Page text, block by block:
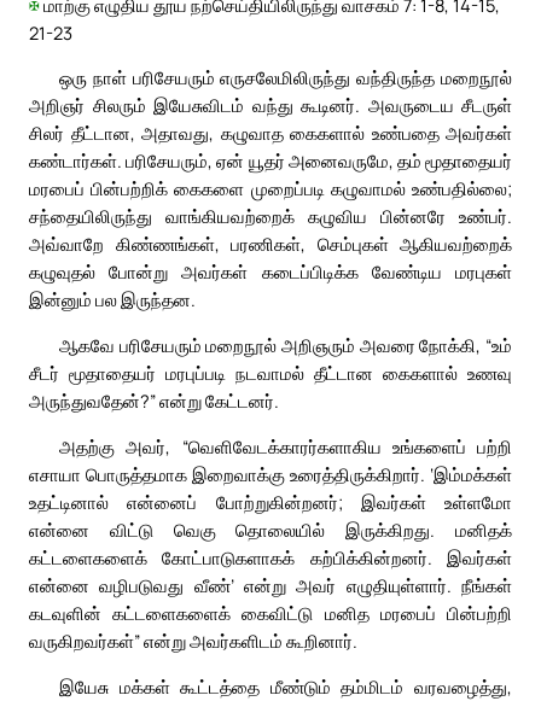
21-23
ஒரு நாள் பரிசேயரும் எருசலேமிலிருந்து வந்திருந்த மறைநூல்
அறிஞர் சிலரும் இயேசுவிடம் வந்து கூடினர். அவருடைய சீடருள்
சிலர் தீட்டான, அதாவது, கழுவாத கைகளால் உண்பதை அவர்கள்
கண்டார்கள். பரிசேயரும், ஏன் யூதர் அனைவருமே, தம் மூதாதையர்
மரபைப் பின்பற்றிக் கைகளை முறைப்படி கழுவாமல் உண்பதில்லை;
சந்தையிலிருந்து வாங்கியவற்றைக் கழுவிய பின்னரே உண்பர்.
அவ்வாறே கிண்ணங்கள், பரணிகள், செம்புகள் ஆகியவற்றைக்
கழுவுதல் போன்று அவர்கள் கடைப்பிடிக்க வேண்டிய மரபுகள்
இன்னும் பல இருந்தன.
ஆகவே பரிசேயரும் மறைநூல் அறிஞரும் அவரை நோக்கி, “உம்
சீடர் மூதாதையர் மரபுப்படி நடவாமல் தீட்டான கைகளால் உணவு
அருந்துவதேன்?” என்று கேட்டனர்.
அதற்கு அவர், “வெளிவேடக்காரர்களாகிய உங்களைப் பற்றி
எசாயா பொருத்தமாக இறைவாக்கு உரைத்திருக்கிறார். ‘இம்மக்கள்
உதட்டினால் என்னைப் போற்றுகின்றனர்; இவர்கள் உள்ளமோ
என்னை விட்டு வெகு தொலையில் இருக்கிறது. மனிதக்
கட்டளைகளைக் கோட்பாடுகளாகக் கற்பிக்கின்றனர். இவர்கள்
என்னை வழிபடுவது வீண்’ என்று அவர் எழுதியுள்ளார். நீங்கள்
கடவுளின் கட்டளைகளைக் கைவிட்டு மனித மரபைப் பின்பற்றி
வருகிறவர்கள்” என்று அவர்களிடம் கூறினார்.
இயேசு மக்கள் கூட்டத்தை மீண்டும் தம்மிடம் வரவழைத்து,